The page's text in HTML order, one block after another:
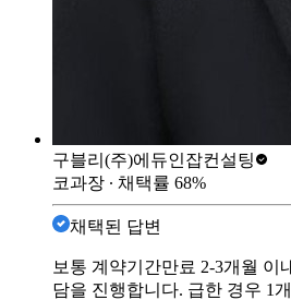
구블리 (주)에듀인잡컨설팅
코과장 ∙ 채택률 68%
채택된 답변
보통 계약기간만료 2-3개월 이
담을 진행합니다. 급한 경우 1